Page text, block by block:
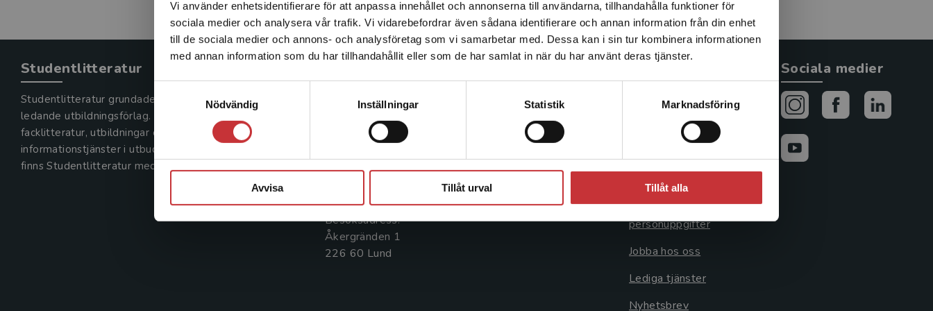
Vi använder enhetsidentifierare för att anpassa innehållet och annonserna till användarna, tillhandahålla funktioner för
sociala medier och analysera vår trafik. Vi vidarebefordrar även sådana identifierare och annan information från din enhet
till de sociala medier och annons- och analysföretag som vi samarbetar med. Dessa kan i sin tur kombinera informationen
med annan information som du har tillhandahållit eller som de har samlat in när du har använt deras tjänster.
Nödvändig
Inställningar Statistik Marknadsföring
Avvisa Tillåt urval Tillåt alla
Det verkar som att du besöker studentlitteratur.se via en
enhet utanför Sverige. Vi erbjuder inte leveranser utanför
Sverige. För att kunna slutföra ett köp måste
leveransadressen vara i Sverige.Läs mer
Studentlitteratur
Studentlitteratur grundades 1963 och är idag Sveriges
ledande utbildningsförlag. Med läromedel, kurslitteratur,
facklitteratur, utbildningar och digitala
informationstjänster i utbudet,
finns Studentlitteratur med längs hela kunskapsresan.
Kontakta oss
046-31 20 00
Box 141
Besöksadress:
Åkergränden 1
Kontakta kundservice
046-31 21 00
Köpvillkor
Systemkrav
Allmänna länkar
Om oss
Avtal och rättigheter
Cookieinställningar
GDPR och
personuppgifter
Jobba hos oss
Lediga tjänster
Nyhetsbrev
Sociala medier